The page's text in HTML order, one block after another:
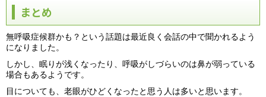
まとめ
無呼吸症候群かも？という話題は最近良く会話の中で聞かれるよう
になりました。
しかし、眠りが浅くなったり、呼吸がしづらいのは鼻が弱っている
場合もあるようです。
目についても、老眼がひどくなったと思う人は多いと思います。